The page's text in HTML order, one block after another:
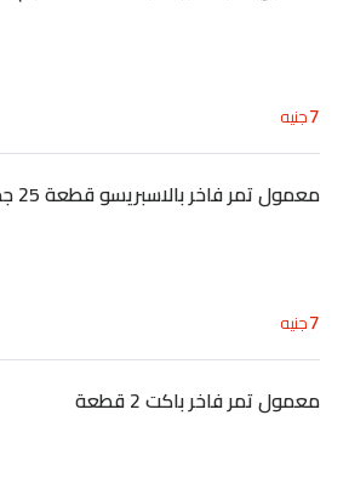
7جنيه
معمول تمر فاخر بالاسبريسو قطعة 25 جم
7جنيه
معمول تمر فاخر باكت 2 قطعة